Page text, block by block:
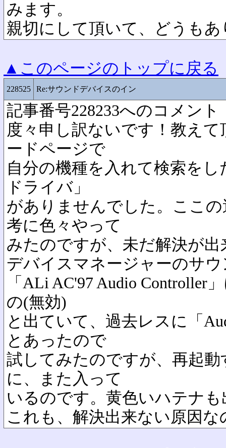
みます。
親切にして頂いて、どうも
▲このページのトップに戻る
228525 Re:サウンドデバイスのイン
記事番号228233へのコメント
度々申し訳ないです！教え
ードページで
自分の機種を入れて検索を
ドライバ」
がありませんでした。ここ
考に色々やって
みたのですが、未だ解決が
デバイスマネージャーのサ
「ALi AC'97 Audio Controller
の(無効)
と出ていて、過去レスに「
とあったので
試してみたのですが、再起
に、また入って
いるのです。黄色いハテナ
これも、解決出来ない原因